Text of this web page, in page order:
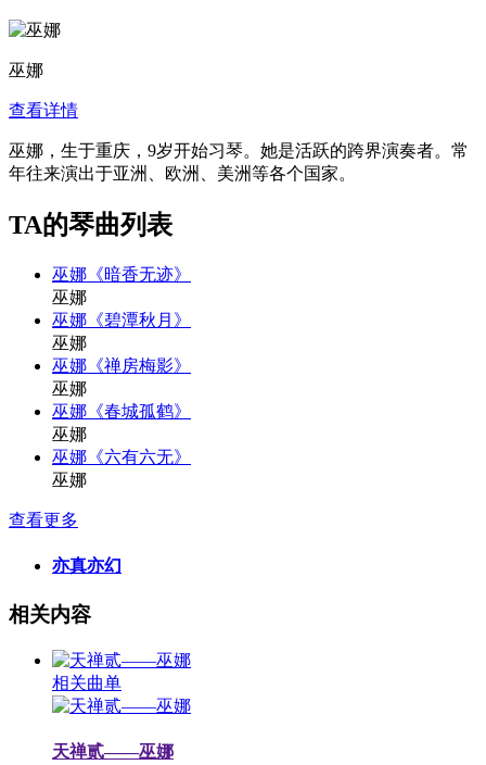
巫娜
查看详情
巫娜，生于重庆，9岁开始习琴。她是活跃的跨界演奏者。常
年往来演出于亚洲、欧洲、美洲等各个国家。
TA的琴曲列表
巫娜《暗香无迹》
巫娜
巫娜《碧潭秋月》
巫娜
巫娜《禅房梅影》
巫娜
巫娜《春城孤鹤》
巫娜
巫娜《六有六无》
巫娜
查看更多
亦真亦幻
相关内容
相关曲单
天禅贰——巫娜